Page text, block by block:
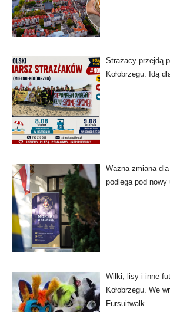
Strażacy przejdą
Kołobrzegu. Idą
Ważna zmiana
podlega pod nowy
Wilki, lisy i inne
Kołobrzegu. We
Fursuitwalk